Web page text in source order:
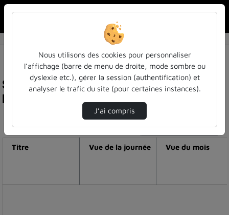
Statistiques de visualisation de la vidéo
Découvrir les sols avec geoffroy séré !
Modifier la période de visualisation
Titre Vue de la journée Vue du mois
Nous utilisons des cookies pour personnaliser
l’affichage (barre de menu de droite, mode sombre ou
dyslexie etc.), gérer la session (authentification) et
analyser le trafic du site (pour certaines instances).
J’ai compris